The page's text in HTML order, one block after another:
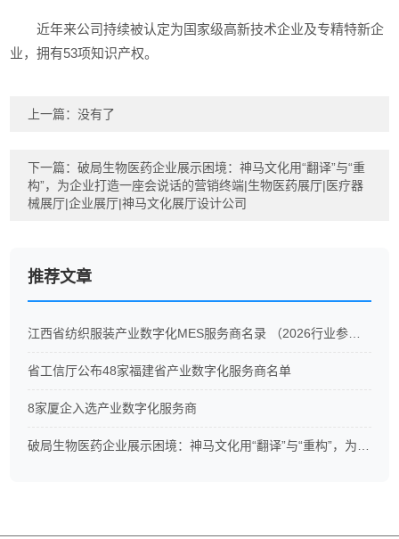
近年来公司持续被认定为国家级高新技术企业及专精特新企
业，拥有53项知识产权。
上一篇：没有了
下一篇：破局生物医药企业展示困境：神马文化用“翻译”与“重
构”，为企业打造一座会说话的营销终端|生物医药展厅|医疗器
械展厅|企业展厅|神马文化展厅设计公司
推荐文章
省工信厅公布48家福建省产业数字化服务商名单
8家厦企入选产业数字化服务商